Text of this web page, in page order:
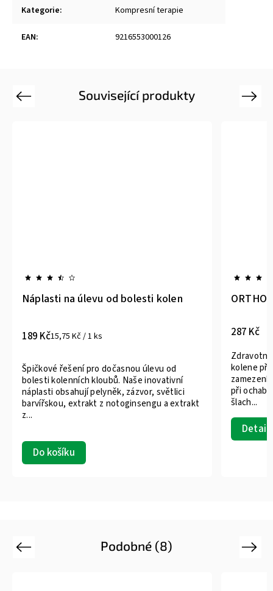
Kategorie: Kompresní terapie
EAN: 9216553000126
Související produkty
Previous
Náplasti na úlevu od bolesti kolen
189 Kč15,75 Kč / 1 ks
Do košíku
Špičkové řešení pro dočasnou úlevu od
bolesti kolenních kloubů. Naše inovativní
náplasti obsahují pelyněk, zázvor, světlici
barvířskou, extrakt z notoginsengu a extrakt
z...
ORTHO
287 Kč
Detail
kolene při
zamezení
při
šlach...
Next
Podobné (8)
Previous Next